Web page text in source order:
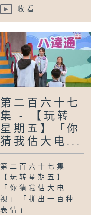
收看
第二百六十七
集 - 【玩转
星期五】「你
猜我估大电...
第二百六十七集-
【玩转星期五】
「你猜我估大电
视」「拼出一百种
表情」